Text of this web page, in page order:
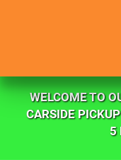
WELCOME TO
CARSIDE
5